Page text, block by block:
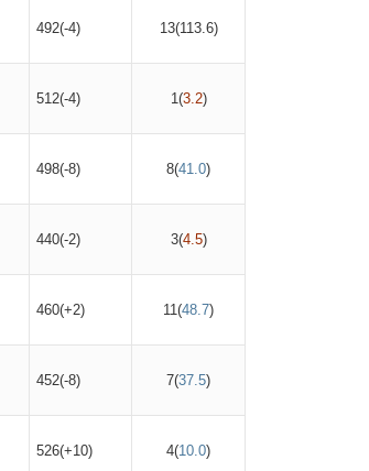
492(-4) 13(113.6)
512(-4) 1(3.2)
498(-8) 8(41.0)
440(-2) 3(4.5)
460(+2) 11(48.7)
452(-8) 7(37.5)
526(+10) 4(10.0)